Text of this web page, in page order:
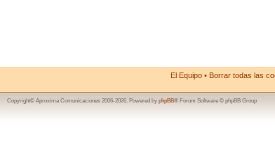
El Equipo • Borrar todas las
Copyright© Aproxima Comunicaciones 2006-2026. Powered by phpBB® Forum Software © phpBB Group